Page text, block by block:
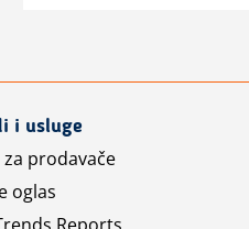
i usluge
za prodavače
oglas